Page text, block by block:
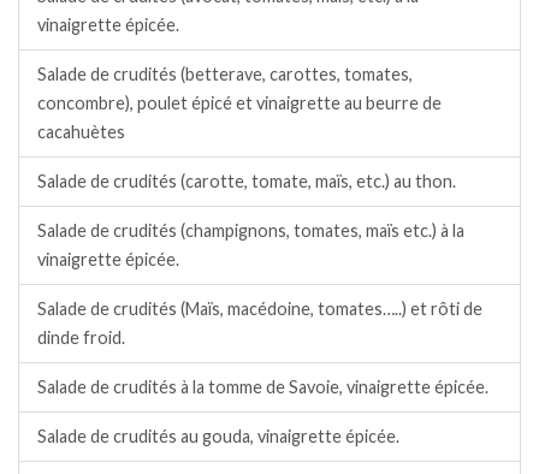
vinaigrette épicée.
Salade de crudités (betterave, carottes, tomates,
concombre), poulet épicé et vinaigrette au beurre de
cacahuètes
Salade de crudités (carotte, tomate, maïs, etc.) au thon.
Salade de crudités (champignons, tomates, maïs etc.) à la
vinaigrette épicée.
Salade de crudités (Maïs, macédoine, tomates…..) et rôti de
dinde froid.
Salade de crudités à la tomme de Savoie, vinaigrette épicée.
Salade de crudités au gouda, vinaigrette épicée.